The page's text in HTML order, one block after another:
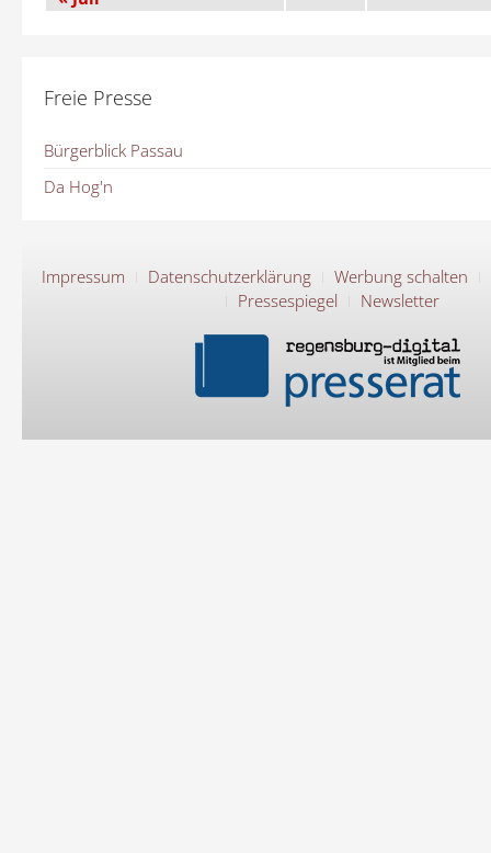
Freie Presse
Bürgerblick Passau
Da Hog'n
Impressum Datenschutzerklärung
Werbung schalten
Pressespiegel
Newsletter